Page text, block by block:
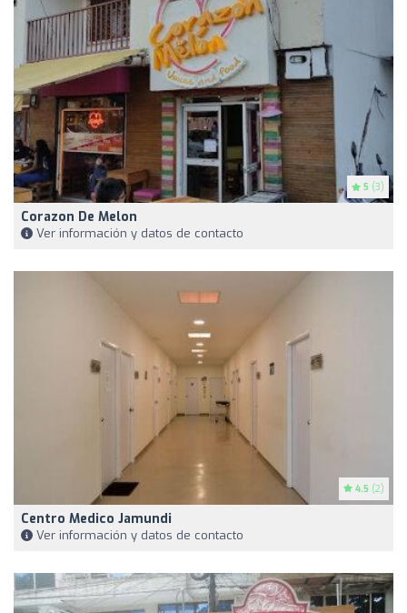
5 (3)
Corazon De Melon
Ver información y datos de contacto
4.5 (2)
Centro Medico Jamundi
Ver información y datos de contacto